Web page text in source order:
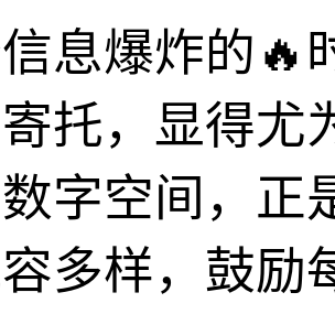
息爆炸的🔥
托，显得尤
字空间，正
多样，鼓励